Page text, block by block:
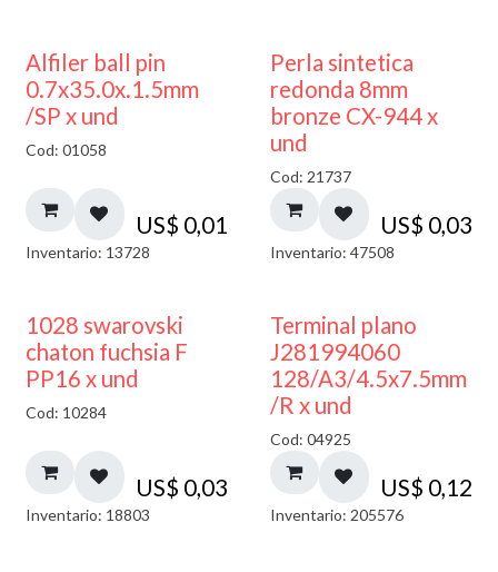
Alfiler ball pin
0.7x35.0x.1.5mm
/SP x und
Cod: 01058
US$ 0,01
Inventario: 13728
Perla sintetica
redonda 8mm
bronze CX-944 x
und
Cod: 21737
US$ 0,03
Inventario: 47508
1028 swarovski
chaton fuchsia F
PP16 x und
Cod: 10284
US$ 0,03
Inventario: 18803
Terminal plano
J281994060
128/A3/4.5x7.5mm
/R x und
Cod: 04925
US$ 0,12
Inventario: 205576